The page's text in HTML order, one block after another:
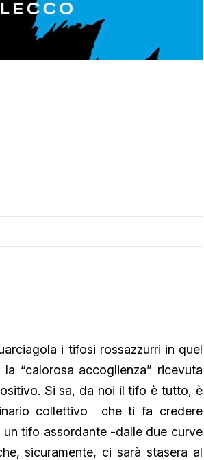
i tifosi rossazzurri in quel
“calorosa accoglienza” ricevuta
Si sa, da noi il tifo è tutto, è
collettivo che ti fa credere
tifo assordante -dalle due curve
sicuramente, ci sarà stasera al